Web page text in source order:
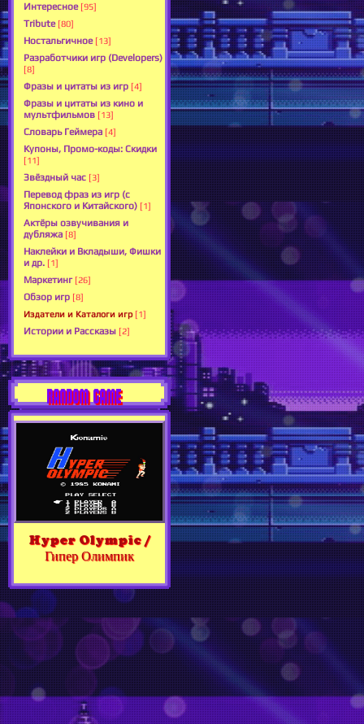
Интересное [95]
Tribute [80]
Ностальгичное [13]
Разработчики игр (Developers)
[8]
Фразы и цитаты из игр [4]
Фразы и цитаты из кино и
мультфильмов [13]
Словарь Геймера [4]
Купоны, Промо-коды: Скидки
[11]
Звёздный час [3]
Перевод фраз из игр (с
Японского и Китайского) [1]
Актёры озвучивания и
дубляжа [8]
Наклейки и Вкладыши, Фишки
и др. [1]
Маркетинг [26]
Обзор игр [8]
Издатели и Каталоги игр [1]
Истории и Рассказы [2]
RANDOM GAME
Hyper Olympic /
Гипер Олимпик